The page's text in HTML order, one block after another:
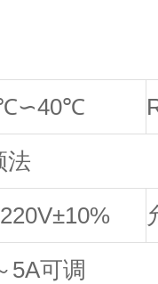
法
5A可调